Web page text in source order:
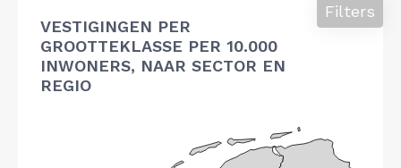
VESTIGINGEN PER
GROOTTEKLASSE PER 10.000
INWONERS, NAAR SECTOR EN
REGIO
Filters